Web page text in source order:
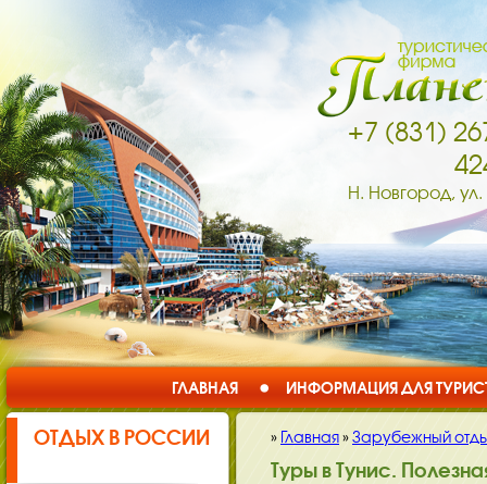
+7 (831)
Н. Новгород,
ГЛАВНАЯ ИНФОРМАЦИЯ ДЛЯ
ОТДЫХ В РОССИИ » Главная»Зарубежный
Туры в Тунис.